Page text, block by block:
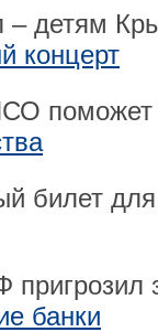
– детям
концерт
поможет
билет
банки